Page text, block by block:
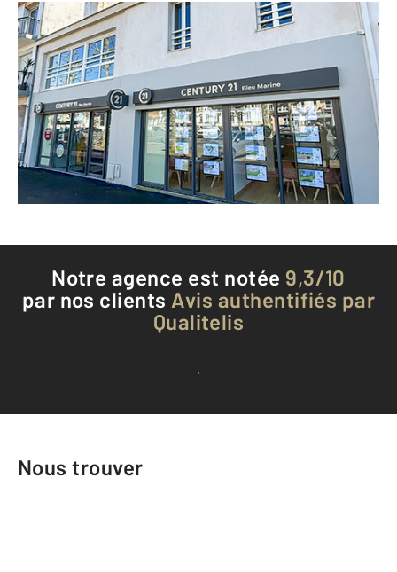
CENTURY 21 Bleu Marine
5 Cours Louis Guedon
LES SABLES D OLONNE - 85100
Envoyer un message
Téléphoner à l'agence
Notre agence est notée 9,3/10
par nos clients Avis authentifiés par
Qualitelis
Voir tous les avis clients
Nous trouver